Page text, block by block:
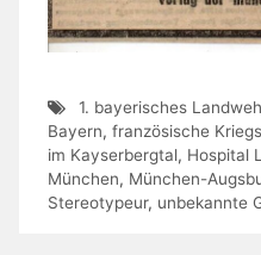
1. bayerisches
Bayern, französische
im Kayserbergtal, Hospital
München, München-
Stereotypeur, unbekannte